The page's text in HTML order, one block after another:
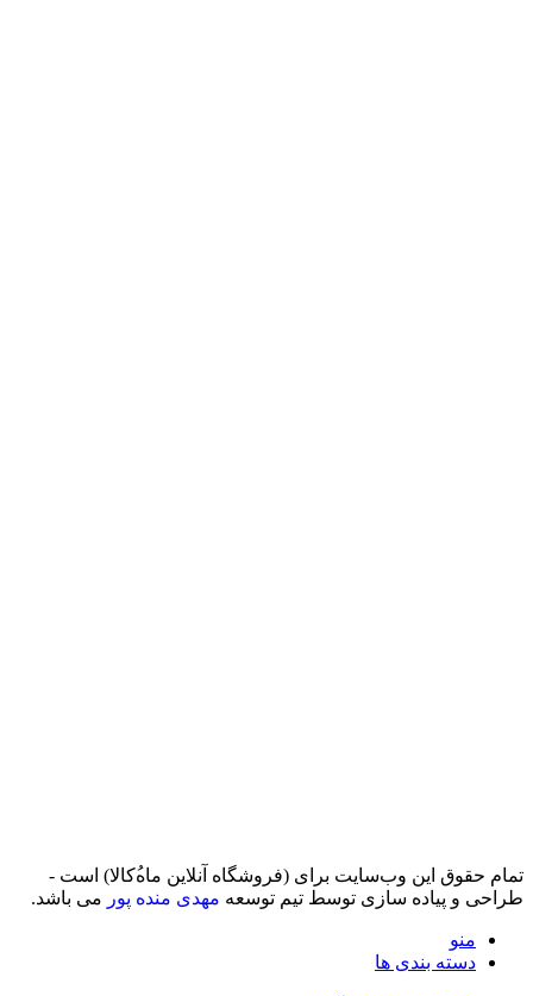
تمام حقوق اين وب‌سايت برای (فروشگاه آنلاین ماه‌‌‌‌‌‌ُکالا) است -
طراحی و پیاده سازی توسط تیم توسعه مهدی منده پور می باشد.
منو
دسته بندی ها